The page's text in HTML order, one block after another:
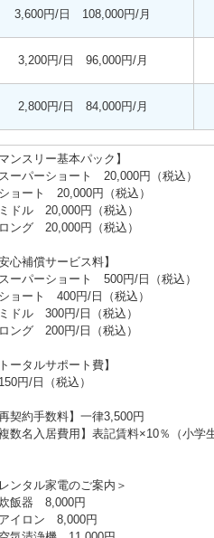
3,600円/日 108,000円/月
3,200円/日 96,000円/月
2,800円/日 84,000円/月
マンスリー基本パック】
ーパーショート 20,000円（税込）
ョート 20,000円（税込）
ドル 20,000円（税込）
ング 20,000円（税込）
安心補償サービス料】
ーパーショート 500円/日（税込）
ョート 400円/日（税込）
ドル 300円/日（税込）
ング 200円/日（税込）
トータルサポート費】
円/日（税込）
再契約手数料】一律3,500円
複数名入居費用】表記賃料×10％（小学
ンタル家電のご案内＞
炊飯器 8,000円
アイロン 8,000円